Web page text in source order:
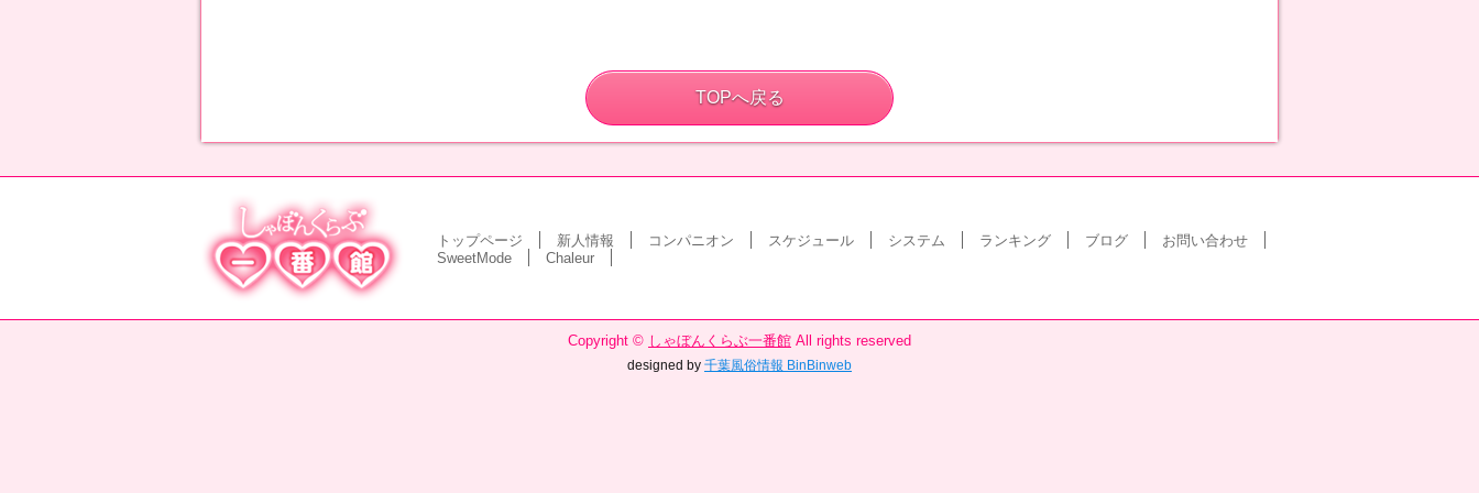
TOPへ戻る
トップページ 新人情報 コンパニオン スケジュール システム ランキング ブログ
お問い合わせ
SweetMode
Chaleur
Copyright © しゃぼんくらぶ一番館 All rights reserved
designed by 千葉風俗情報 BinBinweb